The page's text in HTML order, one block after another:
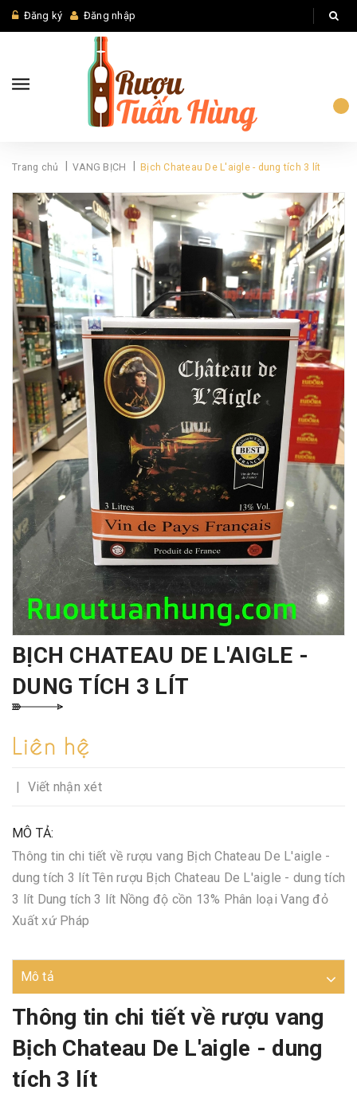
Đăng ký Đăng nhập
Trang chủ VANG BỊCH Bịch Chateau De L'aigle - dung tích 3 lít
BỊCH CHATEAU DE L'AIGLE -
DUNG TÍCH 3 LÍT
Liên hệ
| Viết nhận xét
MÔ TẢ:
Thông tin chi tiết về rượu vang Bịch Chateau De L'aigle -
dung tích 3 lít Tên rượu Bịch Chateau De L'aigle - dung tích
3 lít Dung tích 3 lít Nồng độ cồn 13% Phân loại Vang đỏ
Xuất xứ Pháp
Mô tả
Thông tin chi tiết về rượu vang
Bịch Chateau De L'aigle - dung
tích 3 lít